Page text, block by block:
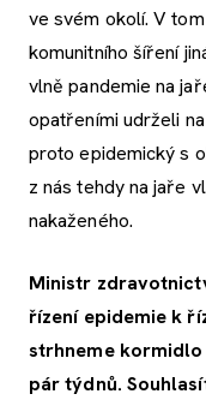
ve svém okolí. V
komunitního šíření
vlně pandemie na
opatřeními udrželi
proto epidemický s
z nás tehdy na jaře
nakaženého.
Ministr
řízení epidemie k
strhneme kormidlo
pár týdnů.